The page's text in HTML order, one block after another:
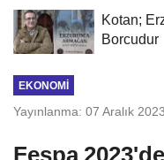
Kotan;
Borcudur
EKONOMI
Yayınlanma: 07 Aralık